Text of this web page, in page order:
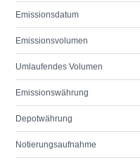
Emissionsdatum
Emissionsvolumen
Umlaufendes Volumen
Emissionswährung
Depotwährung
Notierungsaufnahme